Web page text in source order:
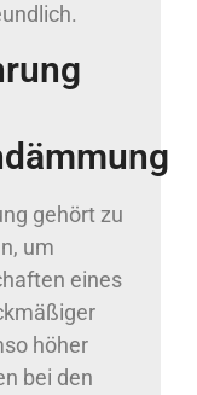
gehört zu
um
eines
höher
bei den